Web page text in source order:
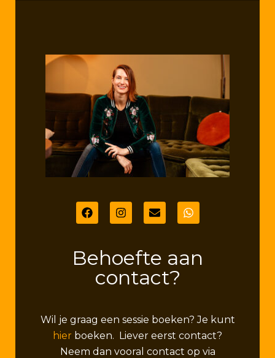
Behoefte aan
contact?
Wil je graag een sessie boeken? Je kunt
hier boeken. Liever eerst contact?
Neem dan vooral contact op via